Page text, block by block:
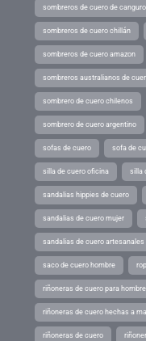
sombreros de cuero de canguro
sombreros de cuero chillán
sombreros de cuero amazon
sombreros australianos de
sombrero de cuero chilenos
sombrero de cuero argentino
sofas de cuero sofa de
silla de cuero oficina silla
sandalias hippies de cuero
sandalias de cuero mujer
sandalias de cuero artesanales
saco de cuero hombre
riñoneras de cuero para hombre
riñoneras de cuero hechas a
riñoneras de cuero